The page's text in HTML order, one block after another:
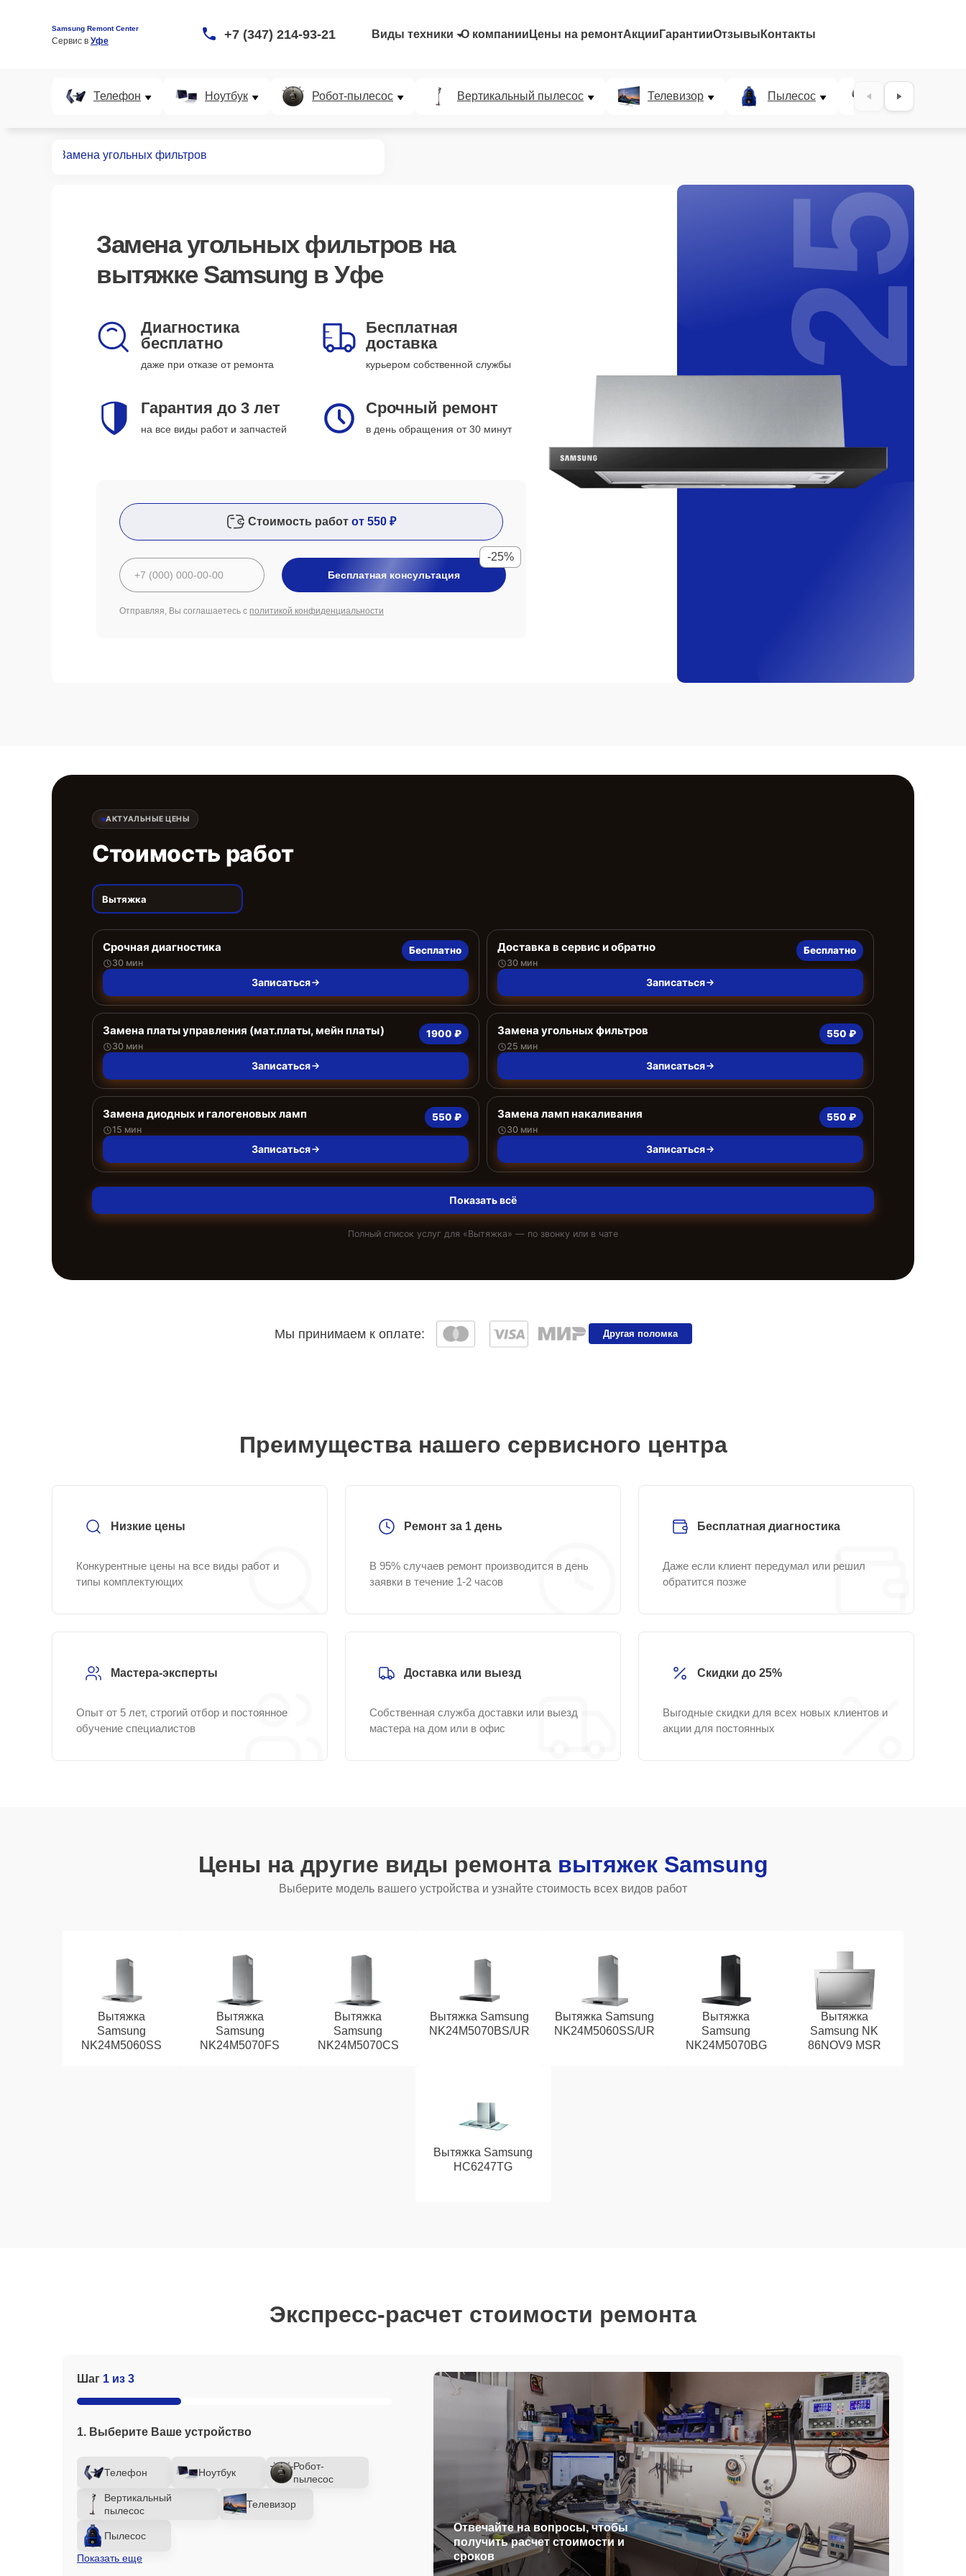
Samsung Remont Center
Сервис в Уфе +7 (347) 214-93-21 Виды техники О компании Цены на ремонтАкции ГарантииОтзывы Контакты
Телефон Ноутбук Робот-пылесос Вертикальный пылесос Телевизор Пылесос Проектор
Замена угольных фильтров
Замена угольных фильтровна
вытяжке Samsung в Уфе
Диагностика
бесплатно
даже при отказе от ремонта
Бесплатная
доставка
курьером собственной службы
Гарантия до 3 лет
на все виды работ и запчастей
Срочный ремонт
в день обращения от 30 минут
Стоимость работ от 550 ₽
Бесплатная консультация
-25%
Отправляя, Вы соглашаетесь с политикой конфиденциальности
25%
АКТУАЛЬНЫЕ ЦЕНЫ
Стоимость работ
Вытяжка
Срочная диагностика
30 мин
Бесплатно
Записаться
Доставка в сервис и обратно
30 мин
Бесплатно
Записаться
Замена платы управления (мат.платы, мейн платы)
30 мин
1900 ₽
Записаться
Замена угольных фильтров
25 мин
550 ₽
Записаться
Замена диодных и галогеновых ламп
15 мин
550 ₽
Записаться
Замена ламп накаливания
30 мин
550 ₽
Записаться
Показать всё
Полный список услуг для «Вытяжка» — по звонку или в чате
Мы принимаем к оплате: Другая поломка
Преимущества нашего сервисного центра
Низкие цены
Конкурентные цены на все виды работ и
типы комплектующих
Ремонт за 1 день
В 95% случаев ремонт производится в день
заявки в течение 1-2 часов
Бесплатная диагностика
Даже если клиент передумал или решил
обратится позже
Мастера-эксперты
Опыт от 5 лет, строгий отбор и постоянное
обучение специалистов
Доставка или выезд
Собственная служба доставки или выезд
мастера на дом или в офис
Скидки до 25%
Выгодные скидки для всех новых клиентов и
акции для постоянных
Цены на другие виды ремонта вытяжек Samsung
Выберите модель вашего устройства и узнайте стоимость всех видов работ
Вытяжка
Samsung
NK24M5060SS
Вытяжка
Samsung
NK24M5070FS
Вытяжка
Samsung
NK24M5070CS
Вытяжка Samsung
NK24M5070BS/UR
Вытяжка Samsung
NK24M5060SS/UR
Вытяжка
Samsung
NK24M5070BG
Вытяжка
Samsung NK
86NOV9 MSR
Вытяжка Samsung
HC6247TG
Экспресс-расчет стоимости ремонта
Шаг 1 из 3
1. Выберите Ваше устройство
Телефон Ноутбук
Робот-
пылесос
Вертикальный
пылесос
Телевизор
Пылесос
Показать еще
Отвечайте на вопросы, чтобы
получить расчет стоимости и
сроков